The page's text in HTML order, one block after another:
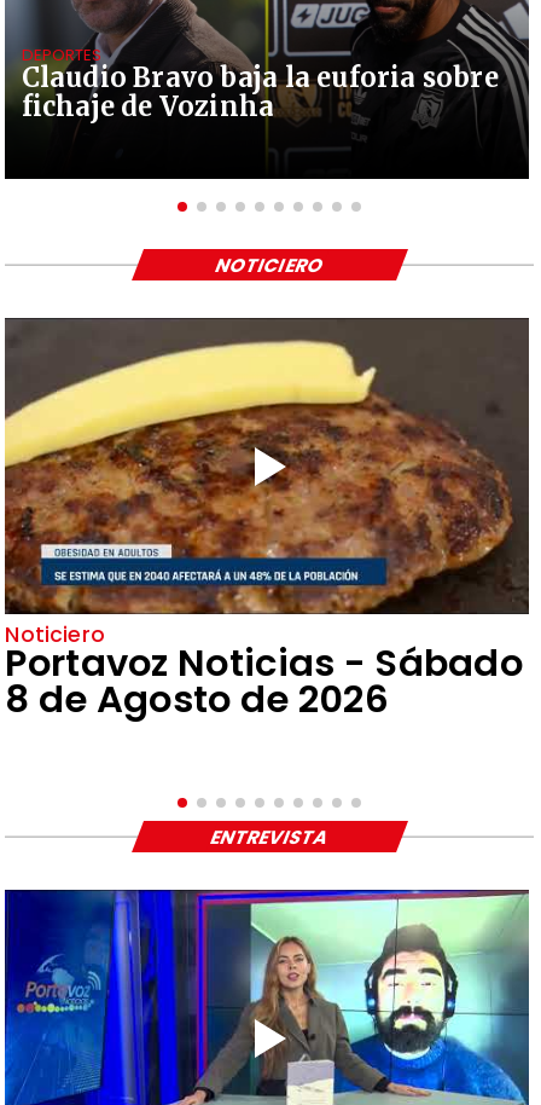
Claudio Bravo baja la euforia sobre
fichaje de Vozinha
DEPORTES
Noticiero
Portavoz Noticias - Sábado
8 de Agosto de 2026
NOTICIERO
ENTREVISTA